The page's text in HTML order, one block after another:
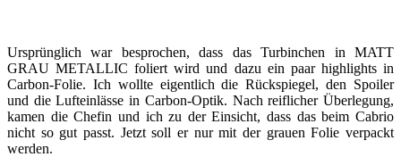
Ur­sprüng­lich war be­spro­chen, dass das Tur­bin­chen in MATT
GRAU ME­TAL­LIC fo­liert wird und dazu ein paar high­lights in
Carbon-​​​​​​​Folie. Ich woll­te ei­gent­lich die Rück­spie­gel, den Spoi­ler
und die Luft­ein­läs­se in Carbon-​​​​​​​Optik. Nach reif­li­cher Über­le­gung,
kamen die Che­fin und ich zu der Ein­sicht, dass das beim Ca­brio
nicht so gut passt. Jetzt soll er nur mit der grau­en Folie ver­packt
wer­den.